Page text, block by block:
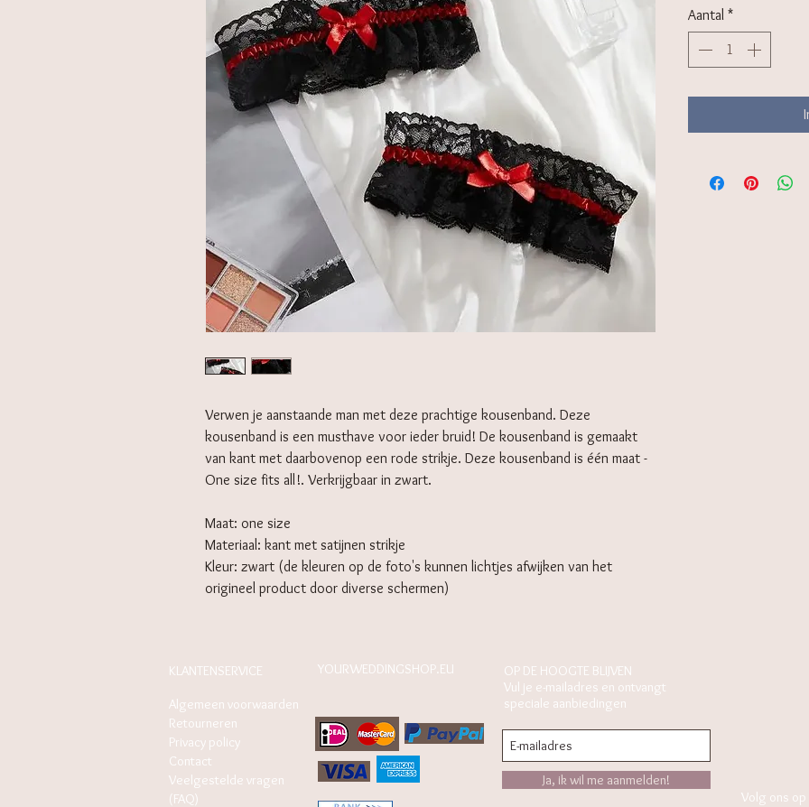
Verwen je aanstaande man met deze prachtige kousenband. Deze
kousenband is een musthave voor ieder bruid! De kousenband is gemaakt
van kant met daarbovenop een rode strikje. Deze kousenband is één maat -
One size fits all!. Verkrijgbaar in zwart.
Maat: one size
Materiaal: kant met satijnen strikje
Kleur: zwart (de kleuren op de foto's kunnen lichtjes afwijken van het
origineel product door diverse schermen)
Aantal *
Volg ons op
KLANTENSERVICE
Algemeen voorwaarden
Retourneren
Privacy policy
Contact
Veelgestelde vragen
(FAQ)
YOURWEDDINGSHOP.EU
OP DE HOOGTE BLIJVEN
Vul je e-mailadres en ontvangt
speciale aanbiedingen
Ja, ik wil me aanmelden!